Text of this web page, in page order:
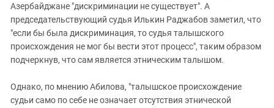
Азербайджане "дискриминации не существует". А
председательствующий судья Илькин Раджабов заметил, что
"если бы была дискриминация, то судья талышского
происхождения не мог бы вести этот процесс", таким образом
подчеркнув, что сам является этническим талышом.
Однако, по мнению Абилова, "талышское происхождение
судьи само по себе не означает отсутствия этнической